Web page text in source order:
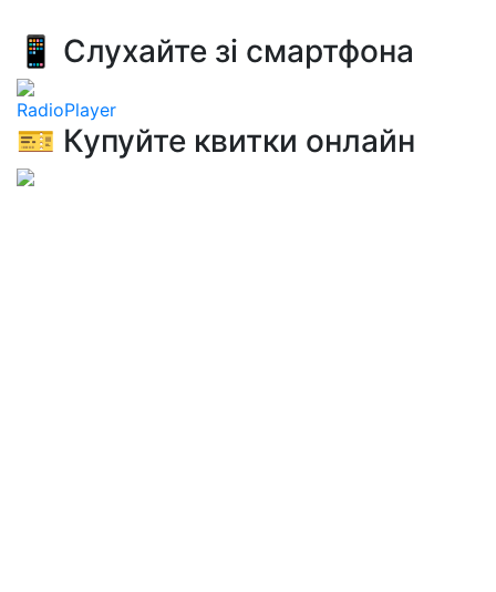
📱 Слухайте зі смартфона
RadioPlayer
🎫 Купуйте квитки онлайн